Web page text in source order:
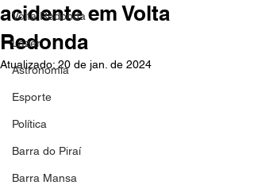
Volta Redonda
Lazer
Astronomia
Esporte
Política
Barra do Piraí
Barra Mansa
acidente em Volta
Redonda
Atualizado: 20 de jan. de 2024